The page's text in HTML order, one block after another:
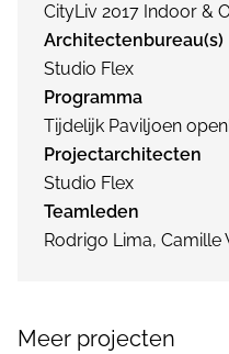
CityLiv 2017 Indoor &
Architectenbureau(s)
Studio Flex
Programma
Tijdelijk Paviljoen
Projectarchitecten
Studio Flex
Teamleden
Rodrigo Lima, Camille
Meer projecten